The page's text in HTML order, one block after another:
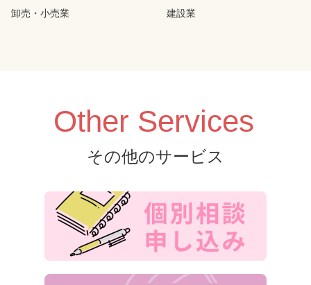
卸売・小売業
建設業
Other Services
その他のサービス